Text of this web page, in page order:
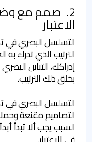
2. صمم مع
الاعتبار
التسلسل البصري
الترتيب الذي تدرك به
إدراكك، التباين
التسلسل البصري في
التصاميم مقنعة
السبب يجب ألا تبدأ